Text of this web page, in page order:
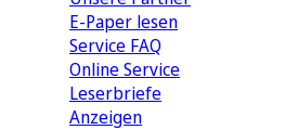
E-Paper lesen
Service FAQ
Online Service
Leserbriefe
Anzeigen